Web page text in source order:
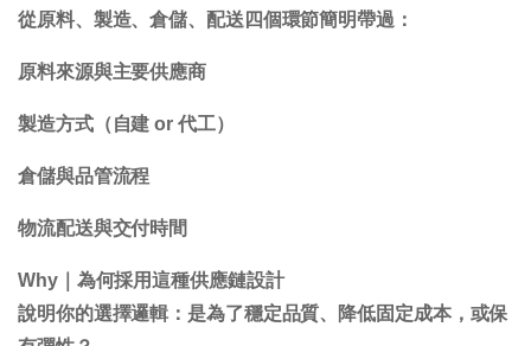
從原料、製造、倉儲、配送四個環節簡明帶過：
原料來源與主要供應商
製造方式（自建 or 代工）
倉儲與品管流程
物流配送與交付時間
Why｜為何採用這種供應鏈設計
說明你的選擇邏輯：是為了穩定品質、降低固定成本，或保